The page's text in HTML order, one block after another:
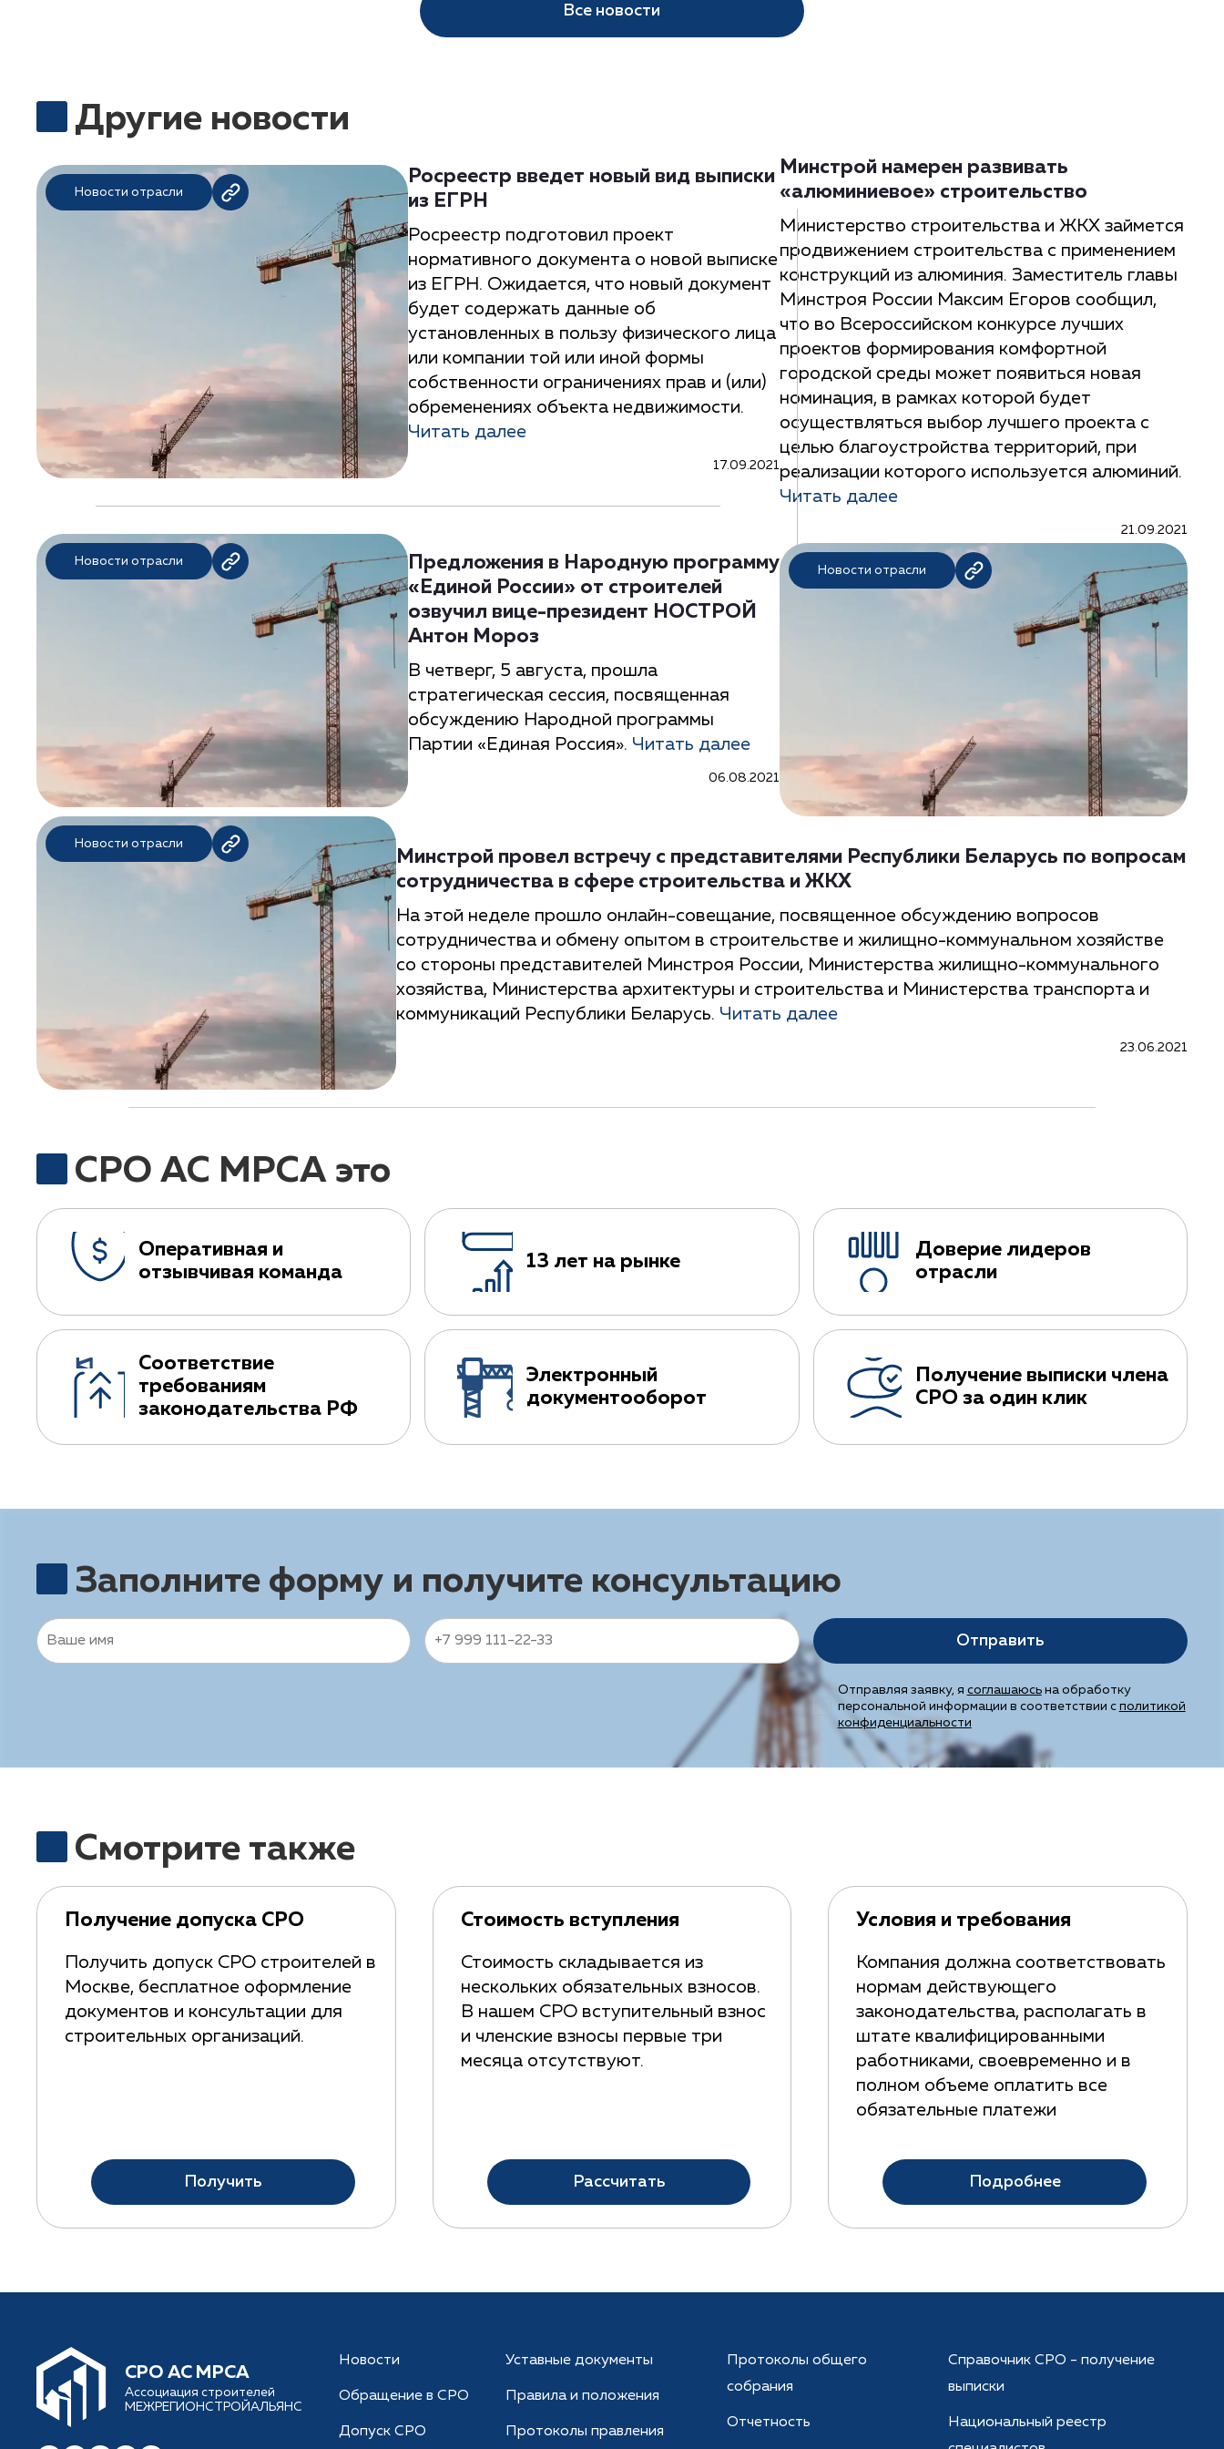
Все новости
Другие новости
Новости отрасли
Росреестр введет новый вид выписки
из ЕГРН
Росреестр подготовил проект
нормативного документа о новой выписке
из ЕГРН. Ожидается, что новый документ
будет содержать данные об
установленных в пользу физического лица
или компании той или иной формы
собственности ограничениях прав и (или)
обременениях объекта недвижимости.
Читать далее
17.09.2021
Новости отрасли
Предложения в Народную программу
«Единой России» от строителей
озвучил вице-президент НОСТРОЙ
Антон Мороз
В четверг, 5 августа, прошла
стратегическая сессия, посвященная
обсуждению Народной программы
Партии «Единая Россия». Читать далее
06.08.2021
Минстрой намерен развивать
«алюминиевое» строительство
Министерство строительства и ЖКХ займется
продвижением строительства с применением
конструкций из алюминия. Заместитель главы
Минстроя России Максим Егоров сообщил,
что во Всероссийском конкурсе лучших
проектов формирования комфортной
городской среды может появиться новая
номинация, в рамках которой будет
осуществляться выбор лучшего проекта с
целью благоустройства территорий, при
реализации которого используется алюминий.
Читать далее
21.09.2021
Новости отрасли
Новости отрасли
Минстрой провел встречу с представителями Республики Беларусь по вопросам
сотрудничества в сфере строительства и ЖКХ
На этой неделе прошло онлайн-совещание, посвященное обсуждению вопросов
сотрудничества и обмену опытом в строительстве и жилищно-коммунальном хозяйстве
со стороны представителей Минстроя России, Министерства жилищно-коммунального
хозяйства, Министерства архитектуры и строительства и Министерства транспорта и
коммуникаций Республики Беларусь. Читать далее
23.06.2021
СРО АС МРСА это
Оперативная и
отзывчивая команда
13 лет на рынке
Доверие лидеров
отрасли
Соответствие
требованиям
законодательства РФ
Электронный
документооборот
Получение выписки члена
СРО за один клик
Заполните форму и получите консультацию
Отправить
Отправляя заявку, я соглашаюсьна обработку
персональной информации в соответствии с политикой
конфиденциальности
Смотрите также
Получение допуска СРО
Получить допуск СРО строителей в
Москве, бесплатное оформление
документов и консультации для
строительных организаций.
Получить
Стоимость вступления
Стоимость складывается из
нескольких обязательных взносов.
В нашем СРО вступительный взнос
и членские взносы первые три
месяца отсутствуют.
Рассчитать
Условия и требования
Компания должна соответствовать
нормам действующего
законодательства, располагать в
штате квалифицированными
работниками, своевременно и в
полном объеме оплатить все
обязательные платежи
Подробнее
CРО АС МРСА
Ассоциация строителей
МЕЖРЕГИОНСТРОЙАЛЬЯНС
Новости
Обращение в СРО
Допуск СРО
Уставные документы
Правила и положения
Протоколы правления
Протоколы общего
собрания
Отчетность
Справочник СРО - получение
выписки
Национальный реестр